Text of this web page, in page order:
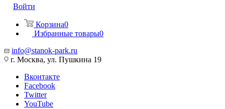
Войти
Корзина0
Избранные товары0
info@stanok-park.ru
г. Москва, ул. Пушкина 19
Вконтакте
Facebook
Twitter
YouTube